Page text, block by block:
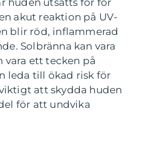
huden utsätts för för
akut reaktion på UV-
blir röd, inflammerad
Solbränna kan vara
vara ett tecken på
leda till ökad risk för
att skydda huden
för att undvika